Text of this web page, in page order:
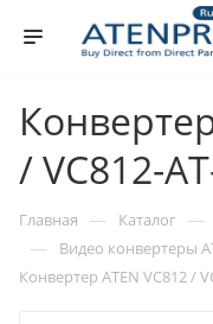
/ VC812-
Главная — Каталог —
— Видео конвертеры
Конвертер ATEN VC812 /